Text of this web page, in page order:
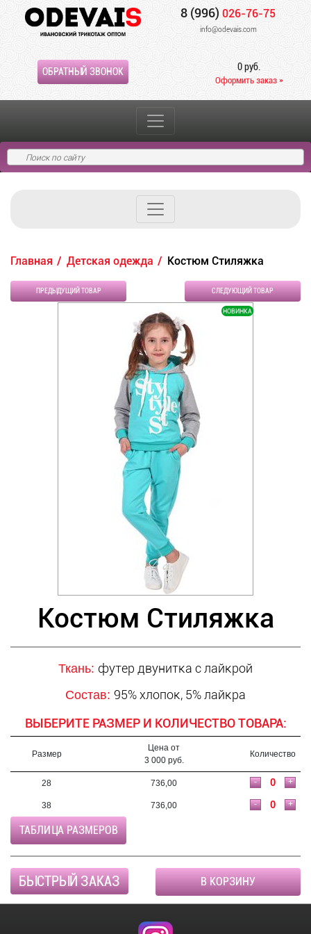
8 (996) 026-76-75
info@odevais.com
ОБРАТНЫЙ ЗВОНОК 0 руб.
Оформить заказ »
Главная Детская одежда Костюм Стиляжка
ПРЕДЫДУЩИЙ ТОВАР СЛЕДУЮЩИЙ ТОВАР
НОВИНКА
Костюм Стиляжка
Ткань: футер двунитка с лайкрой
Состав: 95% хлопок, 5% лайкра
ВЫБЕРИТЕ РАЗМЕР И КОЛИЧЕСТВО ТОВАРА:
Размер
Цена от
3 000 руб.
Количество
28 736,00 +
-
38 736,00 +
-
ТАБЛИЦА РАЗМЕРОВ
БЫСТРЫЙ ЗАКАЗ В КОРЗИНУ